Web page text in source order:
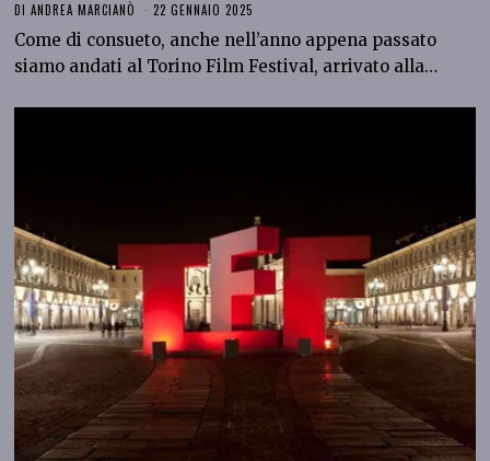
DIANDREA MARCIANÒ 22 GENNAIO 2025
Come di consueto, anche nell’anno appena passato
siamo andati al Torino Film Festival, arrivato alla…